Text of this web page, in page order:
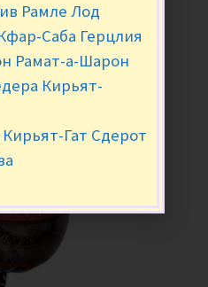
Рамле Лод
Саба Герцлия
Рамат-а-Шарон
Кирьят-
Гат Сдерот